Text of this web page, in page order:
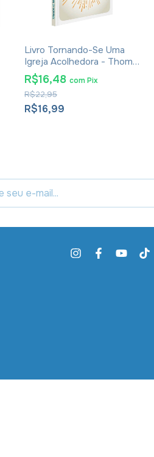
Livro Tornando-Se Uma
Igreja Acolhedora - Thom
S. Rainer
R$16,99
R$22,95
R$16,48 comPix